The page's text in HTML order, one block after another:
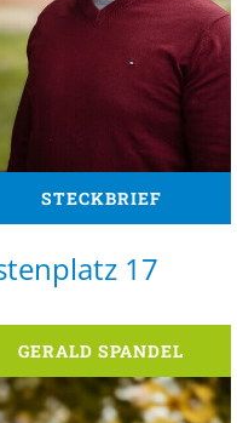
STECKBRIEF
17
GERALD SPANDEL